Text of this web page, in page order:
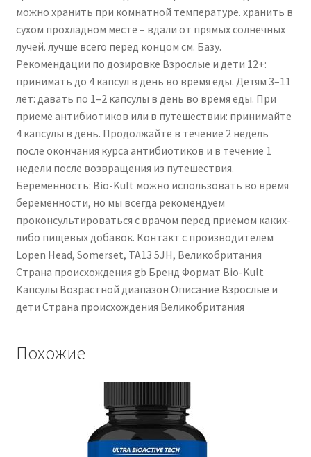
можно хранить при комнатной температуре. хранить в
сухом прохладном месте – вдали от прямых солнечных
лучей. лучше всего перед концом см. Базу.
Рекомендации по дозировке Взрослые и дети 12+:
принимать до 4 капсул в день во время еды. Детям 3–11
лет: давать по 1–2 капсулы в день во время еды. При
приеме антибиотиков или в путешествии: принимайте
4 капсулы в день. Продолжайте в течение 2 недель
после окончания курса антибиотиков и в течение 1
недели после возвращения из путешествия.
Беременность: Bio-Kult можно использовать во время
беременности, но мы всегда рекомендуем
проконсультироваться с врачом перед приемом каких-
либо пищевых добавок. Контакт с производителем
‎Lopen Head, Somerset, TA13 5JH, Великобритания
Страна происхождения ‎gb Бренд ‎Формат Bio-Kult
‎Капсулы Возрастной диапазон Описание ‎Взрослые и
дети Страна происхождения ‎Великобритания
Похожие